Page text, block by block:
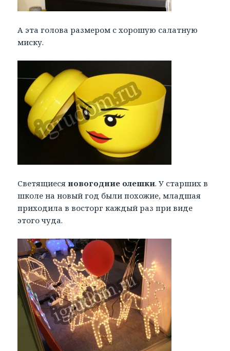
А эта голова размером с хорошую салатную
миску.
Светящиеся новогодние олешки. У старших в
школе на новый год были похожие, младшая
приходила в восторг каждый раз при виде
этого чуда.